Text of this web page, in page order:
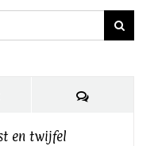
Reacties
en twijfel